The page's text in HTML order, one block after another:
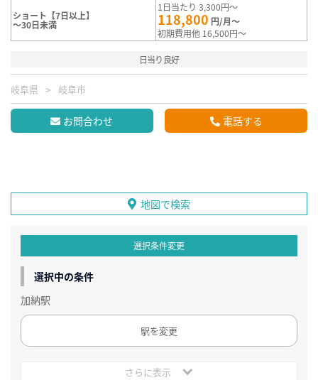
ショート【7日以上】
～30日未満
1日当たり 3,300円～
118,800 円/月～
初期費用他 16,500円～
日当り良好
岐阜県 岐阜市
お問合わせ 電話する
地図で検索
選択条件変更
選択中の条件
加納駅
駅を変更
さらに表示